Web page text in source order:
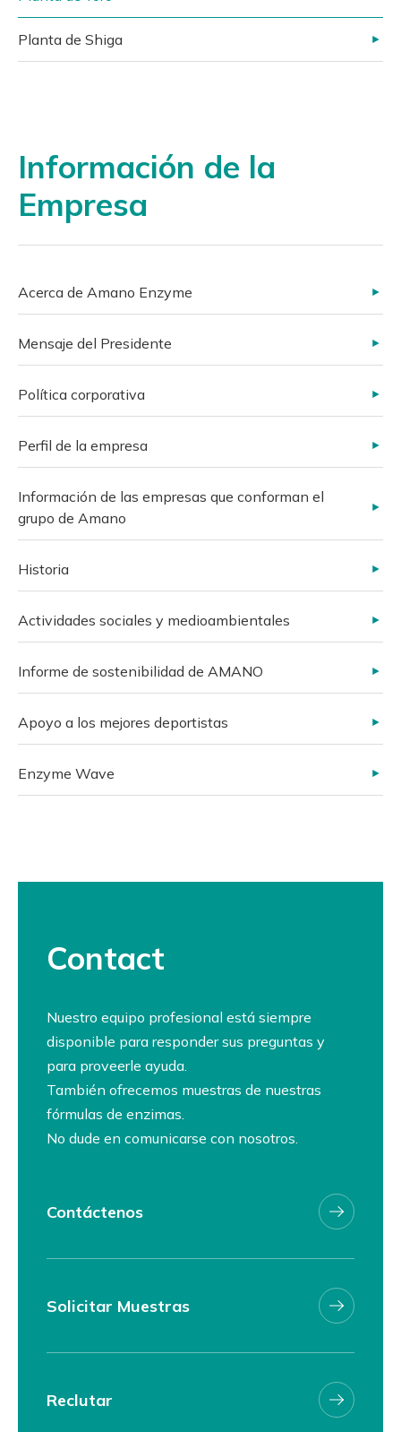
Planta de Shiga
Información de la
Empresa
Acerca de Amano Enzyme
Mensaje del Presidente
Política corporativa
Perfil de la empresa
Información de las empresas que conforman el
grupo de Amano
Historia
Actividades sociales y medioambientales
Informe de sostenibilidad de AMANO
Apoyo a los mejores deportistas
Enzyme Wave
Contact
Nuestro equipo profesional está siempre
disponible para responder sus preguntas y
para proveerle ayuda.
También ofrecemos muestras de nuestras
fórmulas de enzimas.
No dude en comunicarse con nosotros.
Contáctenos
Solicitar Muestras
Reclutar